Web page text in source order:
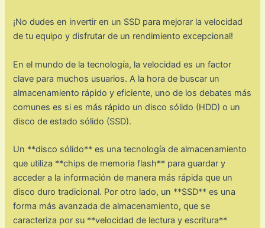
¡No dudes en invertir en un SSD para mejorar la velocidad
de tu equipo y disfrutar de un rendimiento excepcional!
En el mundo de la tecnología, la velocidad es un factor
clave para muchos usuarios. A la hora de buscar un
almacenamiento rápido y eficiente, uno de los debates más
comunes es si es más rápido un disco sólido (HDD) o un
disco de estado sólido (SSD).
Un **disco sólido** es una tecnología de almacenamiento
que utiliza **chips de memoria flash** para guardar y
acceder a la información de manera más rápida que un
disco duro tradicional. Por otro lado, un **SSD** es una
forma más avanzada de almacenamiento, que se
caracteriza por su **velocidad de lectura y escritura**